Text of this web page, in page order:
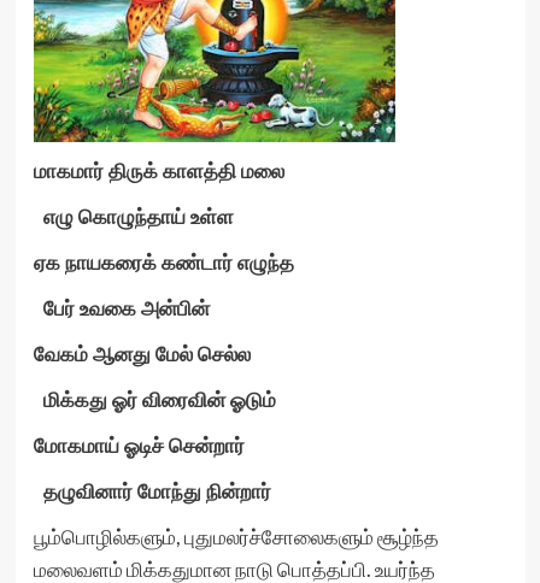
மாகமார் திருக் காளத்தி மலை
எழு கொழுந்தாய் உள்ள
ஏக நாயகரைக் கண்டார் எழுந்த
பேர் உவகை அன்பின்
வேகம் ஆனது மேல் செல்ல
மிக்கது ஓர் விரைவின் ஓடும்
மோகமாய் ஓடிச் சென்றார்
தழுவினார் மோந்து நின்றார்
பூம்பொழில்களும், புதுமலர்ச்சோலைகளும் சூழ்ந்த
மலைவளம் மிக்கதுமான நாடு பொத்தப்பி. உயர்ந்த